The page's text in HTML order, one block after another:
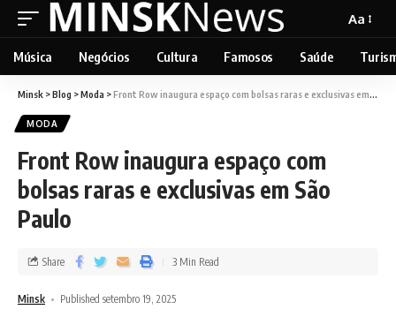
Aa
Música Negócios Cultura Famosos Saúde
Minsk >Blog >Moda >Front Row inaugura espaço com bolsas raras e exclusivas em São Paulo
MODA
Front Row inaugura espaço com
bolsas raras e exclusivas em São
Paulo
Minsk Published setembro 19, 2025
Share 3 Min Read